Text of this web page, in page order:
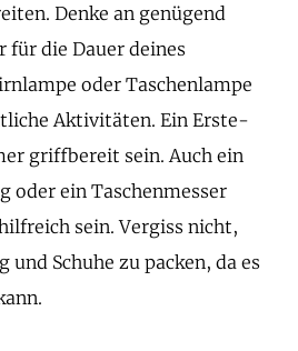
Denke an genügend
für die Dauer deines
oder Taschenlampe
Aktivitäten. Ein Erste-
griffbereit sein. Auch ein
oder ein Taschenmesser
sein. Vergiss nicht,
Schuhe zu packen, da es